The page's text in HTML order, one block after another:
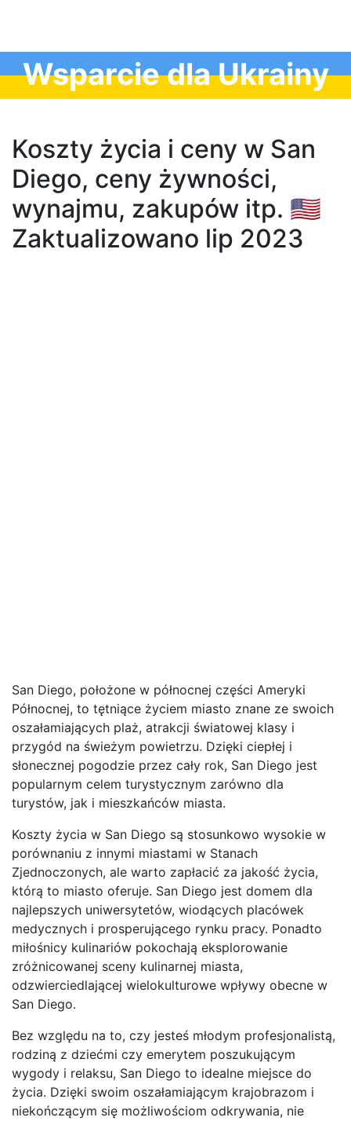
Wsparcie dla Ukrainy
Koszty życia i ceny w San
Diego, ceny żywności,
wynajmu, zakupów itp. 🇺🇸
Zaktualizowano lip 2023
San Diego, położone w północnej części Ameryki
Północnej, to tętniące życiem miasto znane ze swoich
oszałamiających plaż, atrakcji światowej klasy i
przygód na świeżym powietrzu. Dzięki ciepłej i
słonecznej pogodzie przez cały rok, San Diego jest
popularnym celem turystycznym zarówno dla
turystów, jak i mieszkańców miasta.
Koszty życia w San Diego są stosunkowo wysokie w
porównaniu z innymi miastami w Stanach
Zjednoczonych, ale warto zapłacić za jakość życia,
którą to miasto oferuje. San Diego jest domem dla
najlepszych uniwersytetów, wiodących placówek
medycznych i prosperującego rynku pracy. Ponadto
miłośnicy kulinariów pokochają eksplorowanie
zróżnicowanej sceny kulinarnej miasta,
odzwierciedlającej wielokulturowe wpływy obecne w
San Diego.
Bez względu na to, czy jesteś młodym profesjonalistą,
rodziną z dziećmi czy emerytem poszukującym
wygody i relaksu, San Diego to idealne miejsce do
życia. Dzięki swoim oszałamiającym krajobrazom i
niekończącym się możliwościom odkrywania, nie